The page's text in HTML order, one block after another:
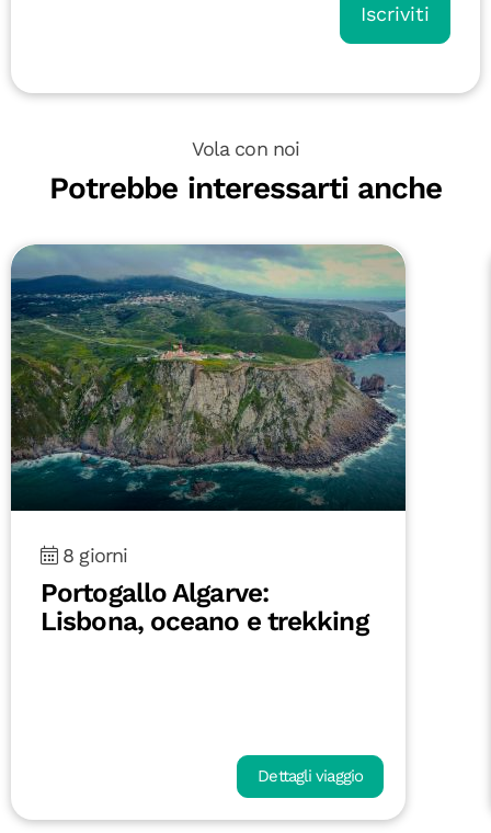
Iscriviti
Vola con noi
Potrebbe interessarti anche
8 giorni
Portogallo Algarve:
Lisbona, oceano e trekking
Dettagli viaggio